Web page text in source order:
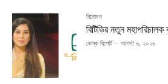
বিনোদন
বিটিভির নতুন
ডেস্ক রিপোর্ট - আগস্ট ৬, ২০২৬